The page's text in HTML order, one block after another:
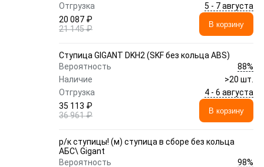
Отгрузка
5 - 7 августа
20 087 ₽
21 145 ₽
В корзину
Ступица GIGANT DKH2 (SKF без кольца ABS)
Вероятность
88%
Наличие
>20 шт.
Отгрузка
4 - 6 августа
35 113 ₽
36 961 ₽
В корзину
р/к ступицы! (м) ступица в сборе без кольца
АБС\ Gigant
Вероятность
98%